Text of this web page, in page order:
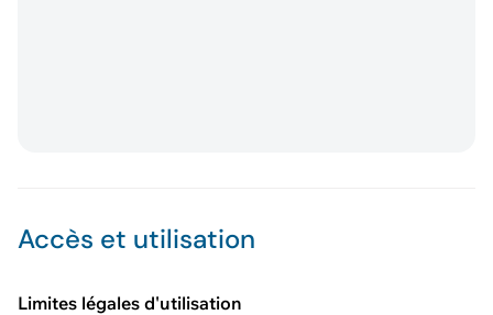
Accès et utilisation
Limites légales d'utilisation